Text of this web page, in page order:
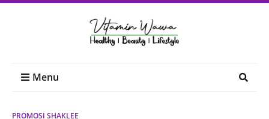
Menu
PROMOSI SHAKLEE